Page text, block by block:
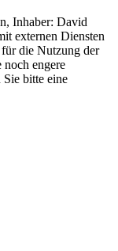
Inhaber: David
externen Diensten
für die Nutzung der
engere
bitte eine